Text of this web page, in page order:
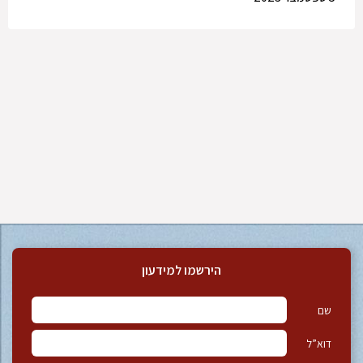
הירשמו למידעון
שם
דוא”ל